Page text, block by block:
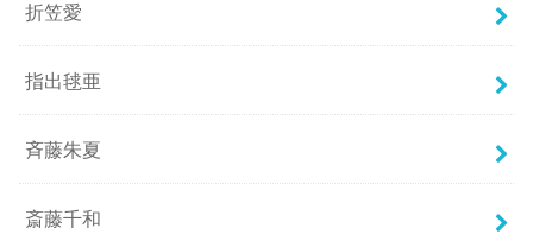
折笠愛
指出毬亜
斉藤朱夏
斎藤千和